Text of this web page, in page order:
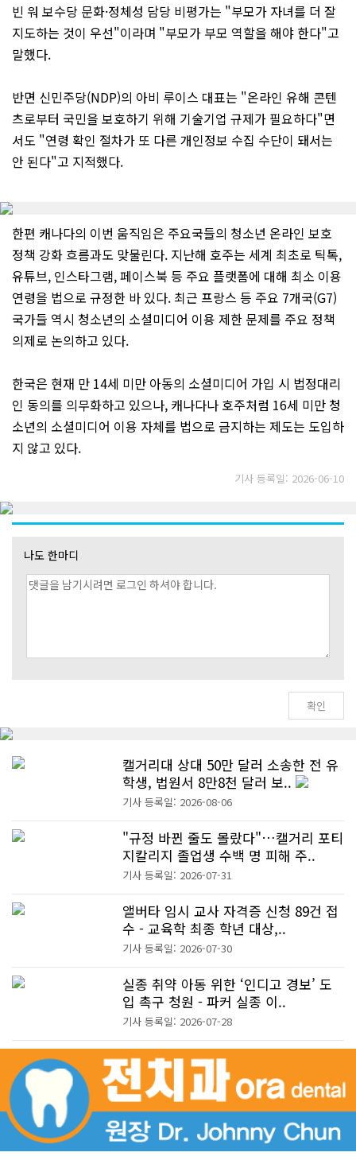
빈 워 보수당 문화·정체성 담당 비평가는 "부모가 자녀를 더 잘
지도하는 것이 우선"이라며 "부모가 부모 역할을 해야 한다"고
말했다.
반면 신민주당(NDP)의 아비 루이스 대표는 "온라인 유해 콘텐
츠로부터 국민을 보호하기 위해 기술기업 규제가 필요하다"면
서도 "연령 확인 절차가 또 다른 개인정보 수집 수단이 돼서는
안 된다"고 지적했다.
한편 캐나다의 이번 움직임은 주요국들의 청소년 온라인 보호
정책 강화 흐름과도 맞물린다. 지난해 호주는 세계 최초로 틱톡,
유튜브, 인스타그램, 페이스북 등 주요 플랫폼에 대해 최소 이용
연령을 법으로 규정한 바 있다. 최근 프랑스 등 주요 7개국(G7)
국가들 역시 청소년의 소셜미디어 이용 제한 문제를 주요 정책
의제로 논의하고 있다.
한국은 현재 만 14세 미만 아동의 소셜미디어 가입 시 법정대리
인 동의를 의무화하고 있으나, 캐나다나 호주처럼 16세 미만 청
소년의 소셜미디어 이용 자체를 법으로 금지하는 제도는 도입하
지 않고 있다.
기사 등록일: 2026-06-10
나도 한마디
캘거리대 상대 50만 달러 소송한 전 유
학생, 법원서 8만8천 달러 보..
기사 등록일: 2026-08-06
"규정 바뀐 줄도 몰랐다"…캘거리 포티
지칼리지 졸업생 수백 명 피해 주..
기사 등록일: 2026-07-31
앨버타 임시 교사 자격증 신청 89건 접
수 - 교육학 최종 학년 대상,..
기사 등록일: 2026-07-30
실종 취약 아동 위한 ‘인디고 경보’ 도
입 촉구 청원 - 파커 실종 이..
기사 등록일: 2026-07-28